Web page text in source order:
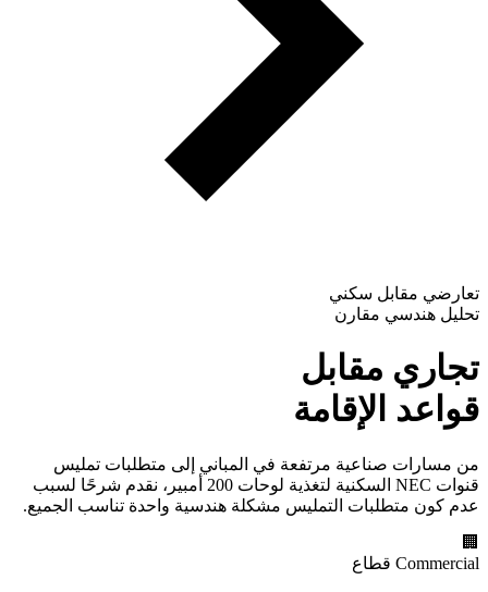
تعارضي مقابل سكني
تحليل هندسي مقارن
تجاري مقابل
قواعد الإقامة
من مسارات صناعية مرتفعة في المباني إلى متطلبات تمليس
قنوات NEC السكنية لتغذية لوحات 200 أمبير، نقدم شرحًا لسبب
عدم كون متطلبات التمليس مشكلة هندسية واحدة تناسب الجميع.
🏢
Commercial قطاع